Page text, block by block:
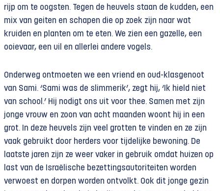
rijp om te oogsten. Tegen de heuvels staan de kudden, een
mix van geiten en schapen die op zoek zijn naar wat
kruiden en planten om te eten. We zien een gazelle, een
ooievaar, een uil en allerlei andere vogels.
Onderweg ontmoeten we een vriend en oud-klasgenoot
van Sami. ‘Sami was de slimmerik’, zegt hij, ‘Ik hield niet
van school.’ Hij nodigt ons uit voor thee. Samen met zijn
jonge vrouw en zoon van acht maanden woont hij in een
grot. In deze heuvels zijn veel grotten te vinden en ze zijn
vaak gebruikt door herders voor tijdelijke bewoning. De
laatste jaren zijn ze weer vaker in gebruik omdat huizen op
last van de Israëlische bezettingsautoriteiten worden
verwoest en dorpen worden ontvolkt. Ook dit jonge gezin